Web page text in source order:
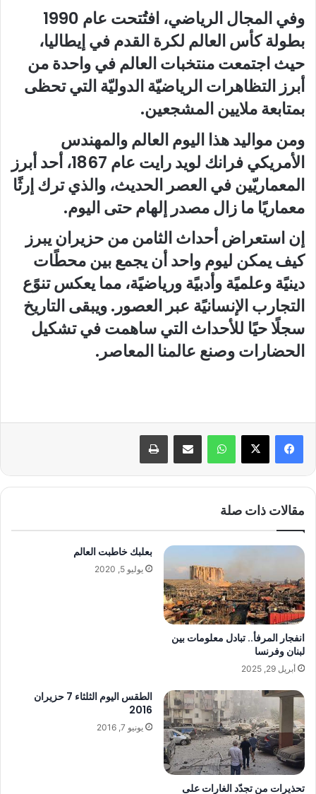
وفي المجال الرياضي، افتُتحت عام 1990
بطولة كأس العالم لكرة القدم في إيطاليا،
حيث اجتمعت منتخبات العالم في واحدة من
أبرز التظاهرات الرياضيّة الدوليّة التي تحظى
بمتابعة ملايين المشجعين.
ومن مواليد هذا اليوم العالم والمهندس
الأمريكي فرانك لويد رايت عام 1867، أحد أبرز
المعماريّين في العصر الحديث، والذي ترك إرثًا
معماريًا ما زال مصدر إلهام حتى اليوم.
إن استعراض أحداث الثامن من حزيران يبرز
كيف يمكن ليوم واحد أن يجمع بين محطًات
دينيًة وعلميًة وأدبيًة ورياضيًة، مما يعكس تنوًع
التجارب الإنسانيًة عبر العصور. ويبقى التاريخ
سجلًا حيًا للأحداث التي ساهمت في تشكيل
الحضارات وصنع عالمنا المعاصر.
واتساب مشاركة عبر البريد طباعة
مقالات ذات صلة
انفجار المرفأ.. تبادل معلومات بين
لبنان وفرنسا
أبريل 29, 2025
بعلبك خاطبت العالم
يوليو 5, 2020
تحذيرات من تجدّد الغارات على
الطقس اليوم الثلثاء 7 حزيران
2016
يونيو 7, 2016